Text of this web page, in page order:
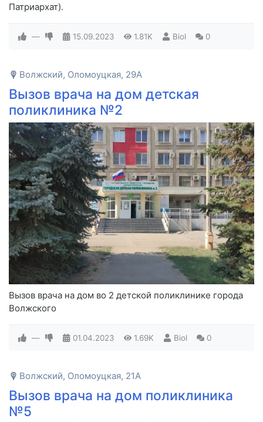
Патриархат).
— 15.09.2023 1.81K Biol 0
Волжский, Оломоуцкая, 29А
Вызов врача на дом детская
поликлиника №2
Вызов врача на дом во 2 детской поликлинике города
Волжского
— 01.04.2023 1.69K Biol 0
Волжский, Оломоуцкая, 21А
Вызов врача на дом поликлиника
№5